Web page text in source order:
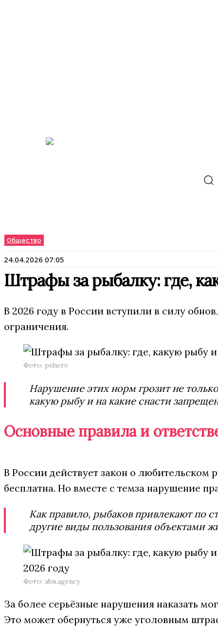
Общество
24.04.2026 07:05
Штрафы за рыбалку: где,
В 2026 году в России вступили в силу
ограничения.
Фото: pxhere
Нарушение этих норм грозит не
какую рыбу и на какие снасти
Основные правила и
В России действует закон о любительском
бесплатна. Но вместе с темза нарушение
Как правило, рыбаков привлекают по
другие виды пользования объектами
Фото: abn.agency
За более серьёзные нарушения наказать
Это может обернуться уже уголовным